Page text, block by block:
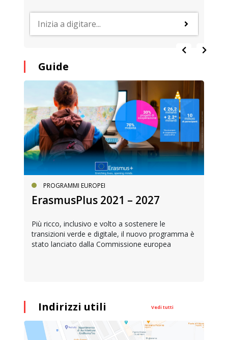
Guide
PROGRAMMI EUROPEI
ErasmusPlus 2021 – 2027
Più ricco, inclusivo e volto a sostenere le
transizioni verde e digitale, il nuovo programma è
stato lanciato dalla Commissione europea
Indirizzi utili Vedi tutti